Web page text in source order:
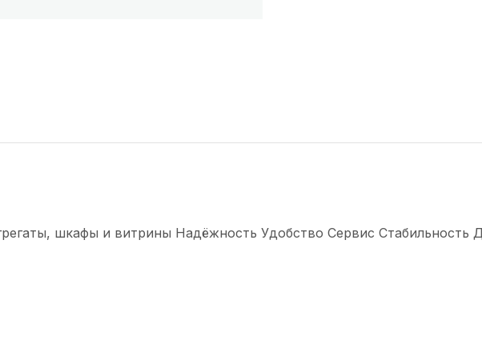
шкафы и витрины Надёжность Удобство Сервис Стабильность